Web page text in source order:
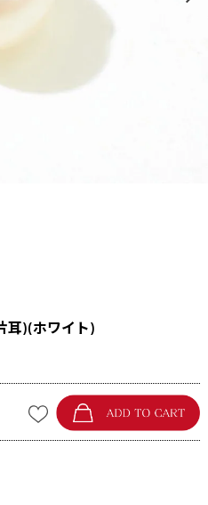
耳)(ホワイト)